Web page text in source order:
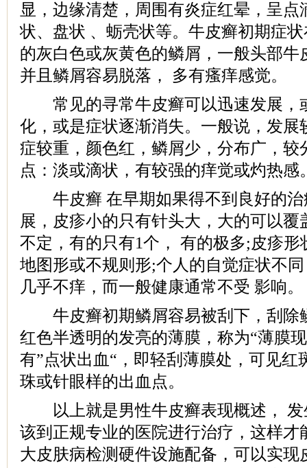
显，边缘清楚，周围有炎症红晕，呈点
状、盘状 、蛎壳状等。牛皮癣初期症
的灰白色或灰黄色的鳞屑，一般头部牛
并且鳞屑容易脱落， 多有瘙痒感觉。
常见的寻常牛皮癣可以迅速发展，
化，或是症状逐渐消失。一般说，发展
症较重，颜色红，鳞屑少，分布广，较
点：淡或滴状，有较强的痒觉或灼热感
牛皮癣 在早期如果得不到良好的治
展，皮疹小的只有针头大，大的可以
不定，有的只有1个， 有的极多;皮疹
地图形或不规则形;个人的自觉症状不
几乎不痒，而一般健康通常不受 影响。
牛皮癣初期鳞屑容易被刮下，刮除
红色半透明的发亮的薄膜，称为“薄膜
有”点状出血“，即轻刮薄膜处，可见红
珠或针眼样的出血点。
以上就是男性牛皮癣表现概述， 发
该到正规专业的医院进行治疗，这样才
大皮肤病检测硬件设施配备，可以实现